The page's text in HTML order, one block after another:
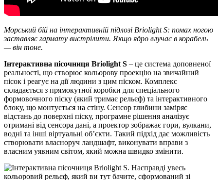
Морський бій на інтерактивній підлозі Briolight S: помах ногою
заставляє гармату вистрілити. Якщо ядро влучає в корабель
— він тоне.
Інтерактивна пісочниця Briolight S – це система доповненої
реальності, що створює кольорову проекцію на звичайний
пісок і реагує на дії людини з цим піском. Комплекс
складається з прямокутної коробки для спеціального
формовочного піску (який тримає рельєф) та інтерактивного
блоку, що монтується на стіну. Сенсор глибини заміряє
відстань до поверхні піску, програмне рішення аналізує
отримані від сенсора дані, а проектор зображає гори, вулкани,
водні та інші віртуальні об’єкти. Такий підхід дає можливість
створювати власноруч ландшафт, виконувати вправи з
власним уявним світом, який можна швидко змінити.